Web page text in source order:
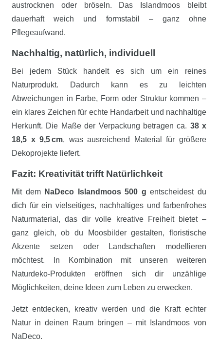
austrocknen oder bröseln. Das Islandmoos bleibt
dauerhaft weich und formstabil – ganz ohne
Pflegeaufwand.
Nachhaltig, natürlich, individuell
Bei jedem Stück handelt es sich um ein reines
Naturprodukt. Dadurch kann es zu leichten
Abweichungen in Farbe, Form oder Struktur kommen –
ein klares Zeichen für echte Handarbeit und nachhaltige
Herkunft. Die Maße der Verpackung betragen ca. 38 x
18,5 x 9,5 cm, was ausreichend Material für größere
Dekoprojekte liefert.
Fazit: Kreativität trifft Natürlichkeit
Mit dem NaDeco Islandmoos 500 g entscheidest du
dich für ein vielseitiges, nachhaltiges und farbenfrohes
Naturmaterial, das dir volle kreative Freiheit bietet –
ganz gleich, ob du Moosbilder gestalten, floristische
Akzente setzen oder Landschaften modellieren
möchtest. In Kombination mit unseren weiteren
Naturdeko-Produkten eröffnen sich dir unzählige
Möglichkeiten, deine Ideen zum Leben zu erwecken.
Jetzt entdecken, kreativ werden und die Kraft echter
Natur in deinen Raum bringen – mit Islandmoos von
NaDeco.